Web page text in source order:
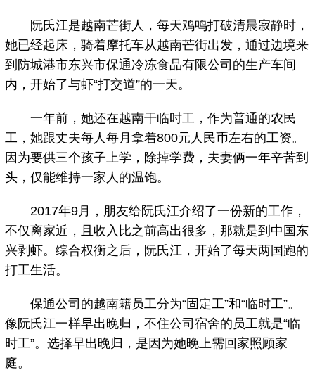
阮氏江是越南芒街人，每天鸡鸣打破清晨寂静时，
她已经起床，骑着摩托车从越南芒街出发，通过边境来
到防城港市东兴市保通冷冻食品有限公司的生产车间
内，开始了与虾“打交道”的一天。
一年前，她还在越南干临时工，作为普通的农民
工，她跟丈夫每人每月拿着800元人民币左右的工资。
因为要供三个孩子上学，除掉学费，夫妻俩一年辛苦到
头，仅能维持一家人的温饱。
2017年9月，朋友给阮氏江介绍了一份新的工作，
不仅离家近，且收入比之前高出很多，那就是到中国东
兴剥虾。综合权衡之后，阮氏江，开始了每天两国跑的
打工生活。
保通公司的越南籍员工分为“固定工”和“临时工”。
像阮氏江一样早出晚归，不住公司宿舍的员工就是“临
时工”。选择早出晚归，是因为她晚上需回家照顾家
庭。